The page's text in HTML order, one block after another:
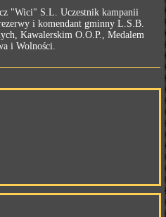
"Wici" S.L. Uczestnik kampanii
i komendant gminny L.S.B.
Kawalerskim O.O.P., Medalem
i Wolności.